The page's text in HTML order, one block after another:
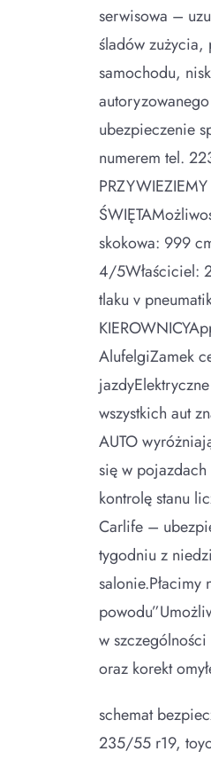
serwisowa –
śladów zużycia,
samochodu,
ubezpieczenie
numerem tel.
skokowa: 999
4/5Właściciel:
tlaku v
AlufelgiZamek
wszystkich aut
AUTO
się w
kontrolę stanu
Carlife –
tygodniu z
w
oraz korekt
schemat
235/55 r19,